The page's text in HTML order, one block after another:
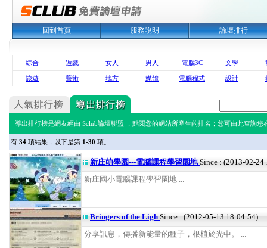
回到首頁 服務說明 論壇排行
綜合 遊戲 女人 男人 電腦3C 文學
旅遊 藝術 地方 媒體 電腦程式 設計
導出排行榜是網友經由 Sclub論壇聯盟 ，點閱您的網站所產生的排名；您可由此查詢您
有 34 項結果，以下是第 1-30 項。
新庄萌學園---電腦課程學習園地Since : (2013-02-24
新庄國小電腦課程學習園地 ...
Bringers of the Ligh Since : (2012-05-13 18:04:54)
分享訊息，傳播新能量的種子，根植於光中。 ...